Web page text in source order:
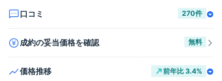
口コミ 270件
成約の妥当価格を確認 無料
価格推移 前年比3.4%